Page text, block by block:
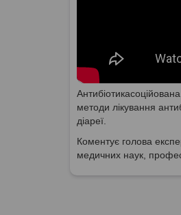
методи лікування
діареї.
Коментує голова
медичних наук,